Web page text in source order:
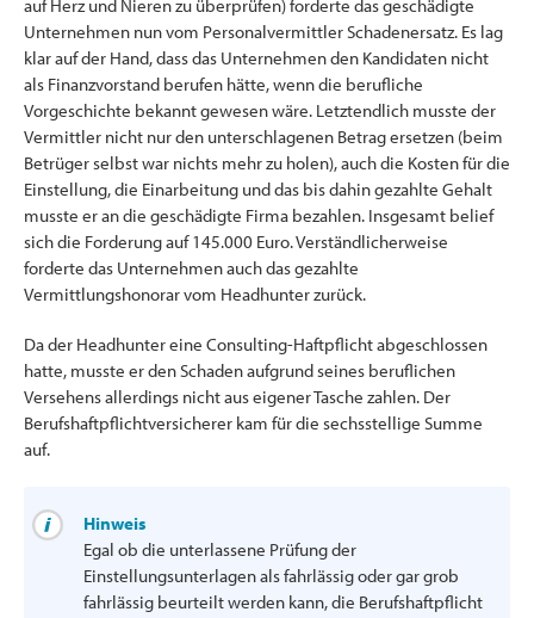
auf Herz und Nieren zu überprüfen) forderte das geschädigte
Unternehmen nun vom Personalvermittler Schadenersatz. Es lag
klar auf der Hand, dass das Unternehmen den Kandidaten nicht
als Finanzvorstand berufen hätte, wenn die berufliche
Vorgeschichte bekannt gewesen wäre. Letztendlich musste der
Vermittler nicht nur den unterschlagenen Betrag ersetzen (beim
Betrüger selbst war nichts mehr zu holen), auch die Kosten für die
Einstellung, die Einarbeitung und das bis dahin gezahlte Gehalt
musste er an die geschädigte Firma bezahlen. Insgesamt belief
sich die Forderung auf 145.000 Euro. Verständlicherweise
forderte das Unternehmen auch das gezahlte
Vermittlungshonorar vom Headhunter zurück.
Da der Headhunter eine Consulting-Haftpflicht abgeschlossen
hatte, musste er den Schaden aufgrund seines beruflichen
Versehens allerdings nicht aus eigener Tasche zahlen. Der
Berufshaftpflichtversicherer kam für die sechsstellige Summe
auf.
Hinweis
Egal ob die unterlassene Prüfung der
Einstellungsunterlagen als fahrlässig oder gar grob
fahrlässig beurteilt werden kann, die Berufshaftpflicht